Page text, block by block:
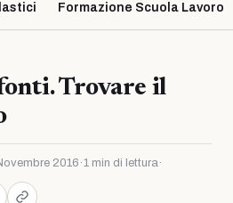
Formazione Scuola Lavoro
Trovare il
2016 ·1 min di lettura·